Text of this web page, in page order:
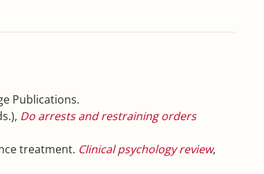
Publications.
Do arrests and restraining orders
treatment. Clinical psychology review,